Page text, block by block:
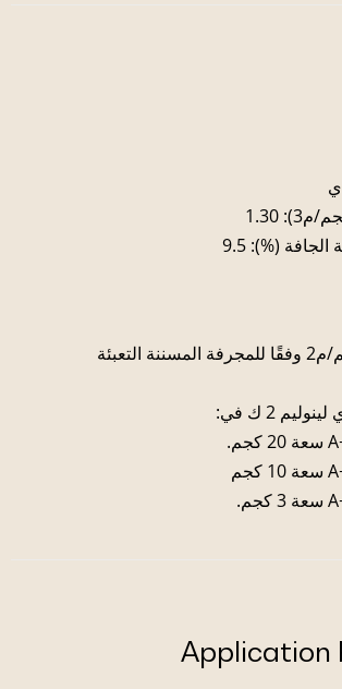
1.30
(%): 9.5
تقريبًا 0.3 – 0.5 كجم/م2 وفقًا للمجرفة المسننة التعبئة
2 ك في:
Application